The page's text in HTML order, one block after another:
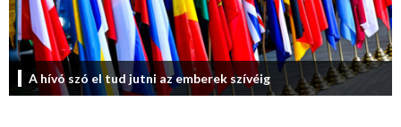
A hívó szó el tud jutni az emberek szívéig